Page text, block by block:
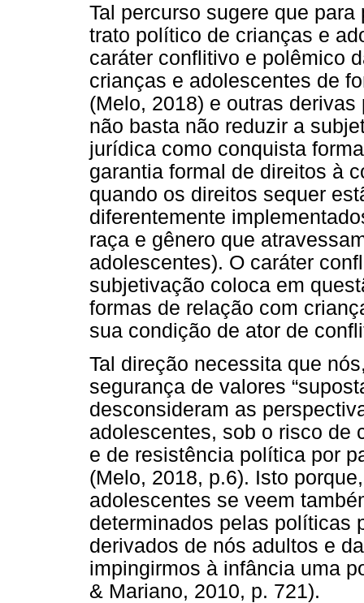
Tal percurso sugere que
trato político de crianças e
caráter conflitivo e polêmico
crianças e adolescentes de
(Melo, 2018) e outras
não basta não reduzir a
jurídica como conquista
garantia formal de direitos à
quando os direitos sequer
diferentemente
raça e gênero que
adolescentes). O caráter
subjetivação coloca em
formas de relação com
sua condição de ator de
Tal direção necessita que
segurança de valores
desconsideram as
adolescentes, sob o risco de
e de resistência política por
(Melo, 2018, p.6). Isto
adolescentes se veem
determinados pelas políticas
derivados de nós adultos e
impingirmos à infância uma
& Mariano, 2010, p. 721).